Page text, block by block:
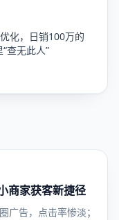
化，日销100万的
查无此人”
商家获客新捷径
广告，点击率惨淡；